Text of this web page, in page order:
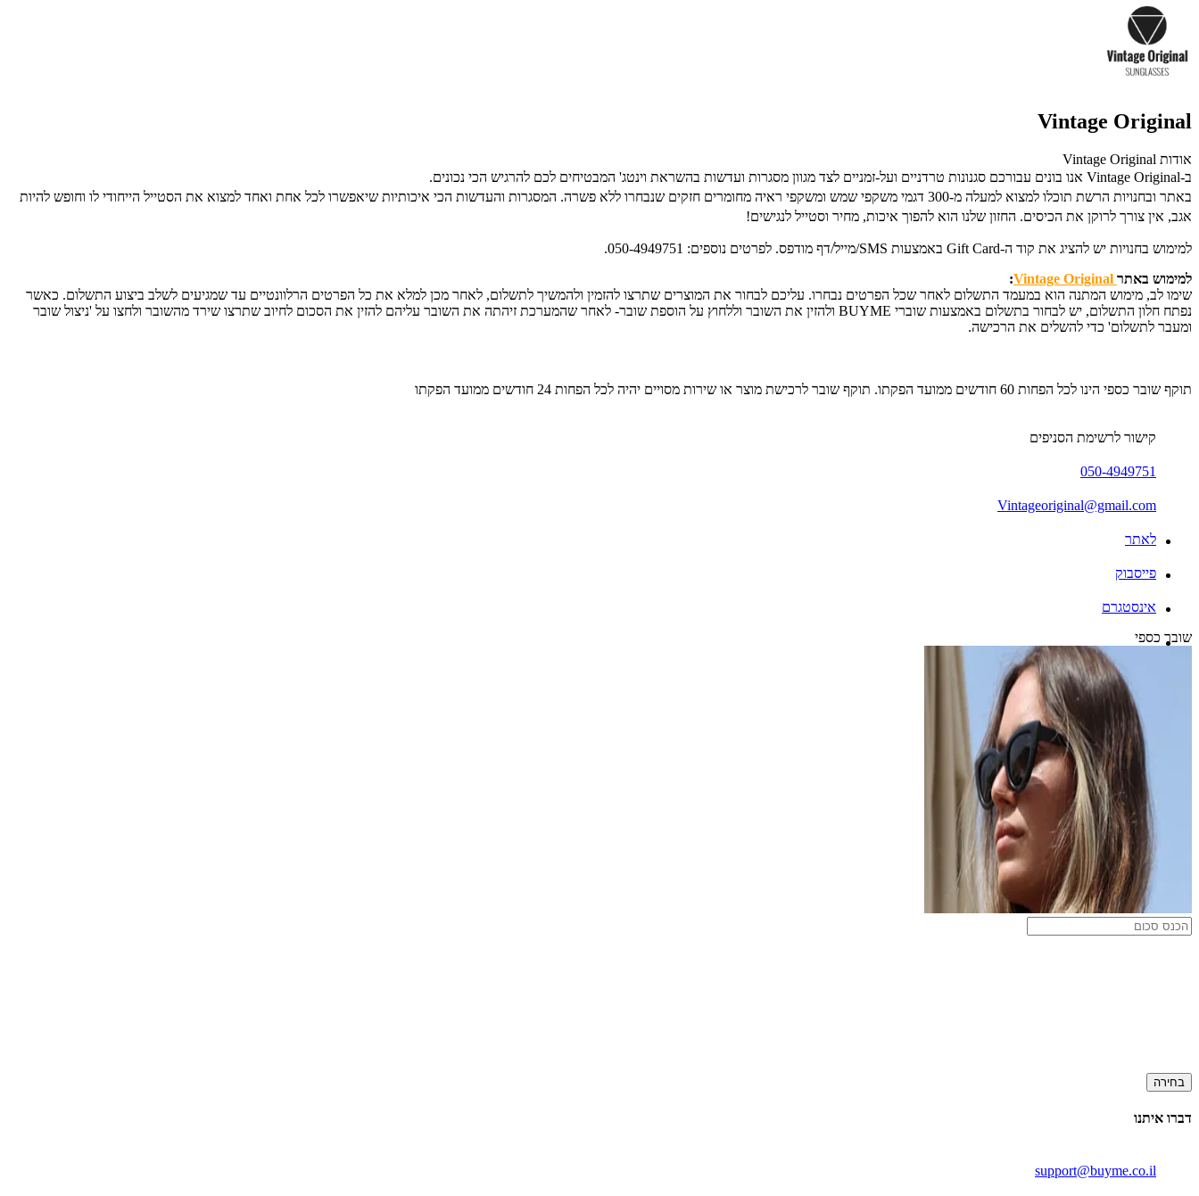
Vintage Original
אודות Vintage Original
ב-Vintage Original אנו בונים עבורכם סגנונות טרדניים ועל-זמניים לצד מגוון מסגרות ועדשות בהשראת וינטג' המבטיחים לכם להרגיש הכי נכונים.
באתר ובחנויות הרשת תוכלו למצוא למעלה מ-300 דגמי משקפי שמש ומשקפי ראיה מחומרים חזקים שנבחרו ללא פשרה.
המסגרות והעדשות הכי איכותיות שיאפשרו לכל אחת ואחד למצוא את הסטייל הייחודי לו וחופש להיות
אגב, אין צורך לרוקן את הכיסים. החזון שלנו הוא להפוך איכות, מחיר וסטייל לנגישים!
למימוש בחנויות יש להציג את קוד ה-Gift Card באמצעות SMS/מייל/דף מודפס. לפרטים נוספים: 050-4949751.
למימוש באתר
:
שימו לב, מימוש המתנה הוא במעמד התשלום לאחר שכל הפרטים נבחרו. עליכם לבחור את המוצרים שתרצו להזמין ולהמשיך לתשלום, לאחר מכן למלא את כל הפרטים הרלוונטיים עד שמגיעים לשלב ביצוע התשלום. כאשר
נפתח חלון התשלום, יש לבחור בתשלום באמצעות שוברי BUYME ולהזין את השובר וללחוץ על הוספת שובר- לאחר שהמערכת זיהתה את השובר עליהם להזין את הסכום לחיוב שתרצו שירד מהשובר ולחצו על 'ניצול שובר
ומעבר לתשלום' כדי להשלים את הרכישה.
תוקף שובר כספי הינו לכל הפחות 60 חודשים ממועד הפקתו. תוקף שובר לרכישת מוצר או שירות מסויים יהיה לכל הפחות 24 חודשים ממועד הפקתו
קישור לרשימת הסניפים
050-4949751
Vintageoriginal@gmail.com
לאתר
פייסבוק
אינסטגרם
שובר כספי
בחירה
דברו איתנו
support@buyme.co.il